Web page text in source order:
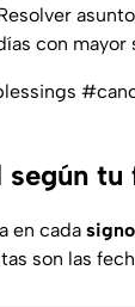
con mayor
en cada
son las